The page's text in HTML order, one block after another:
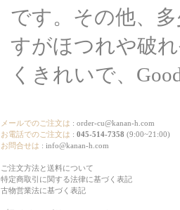
です。その他、
すがほつれや破
くきれいで、
メールでのご注文は : order-cu@kanan-h.com
お電話でのご注文は : 045-514-7358 (9:00~21:00)
お問合せは : info@kanan-h.com
ご注文方法と送料について
特定商取引に関する法律に基づく表記
古物営業法に基づく表記